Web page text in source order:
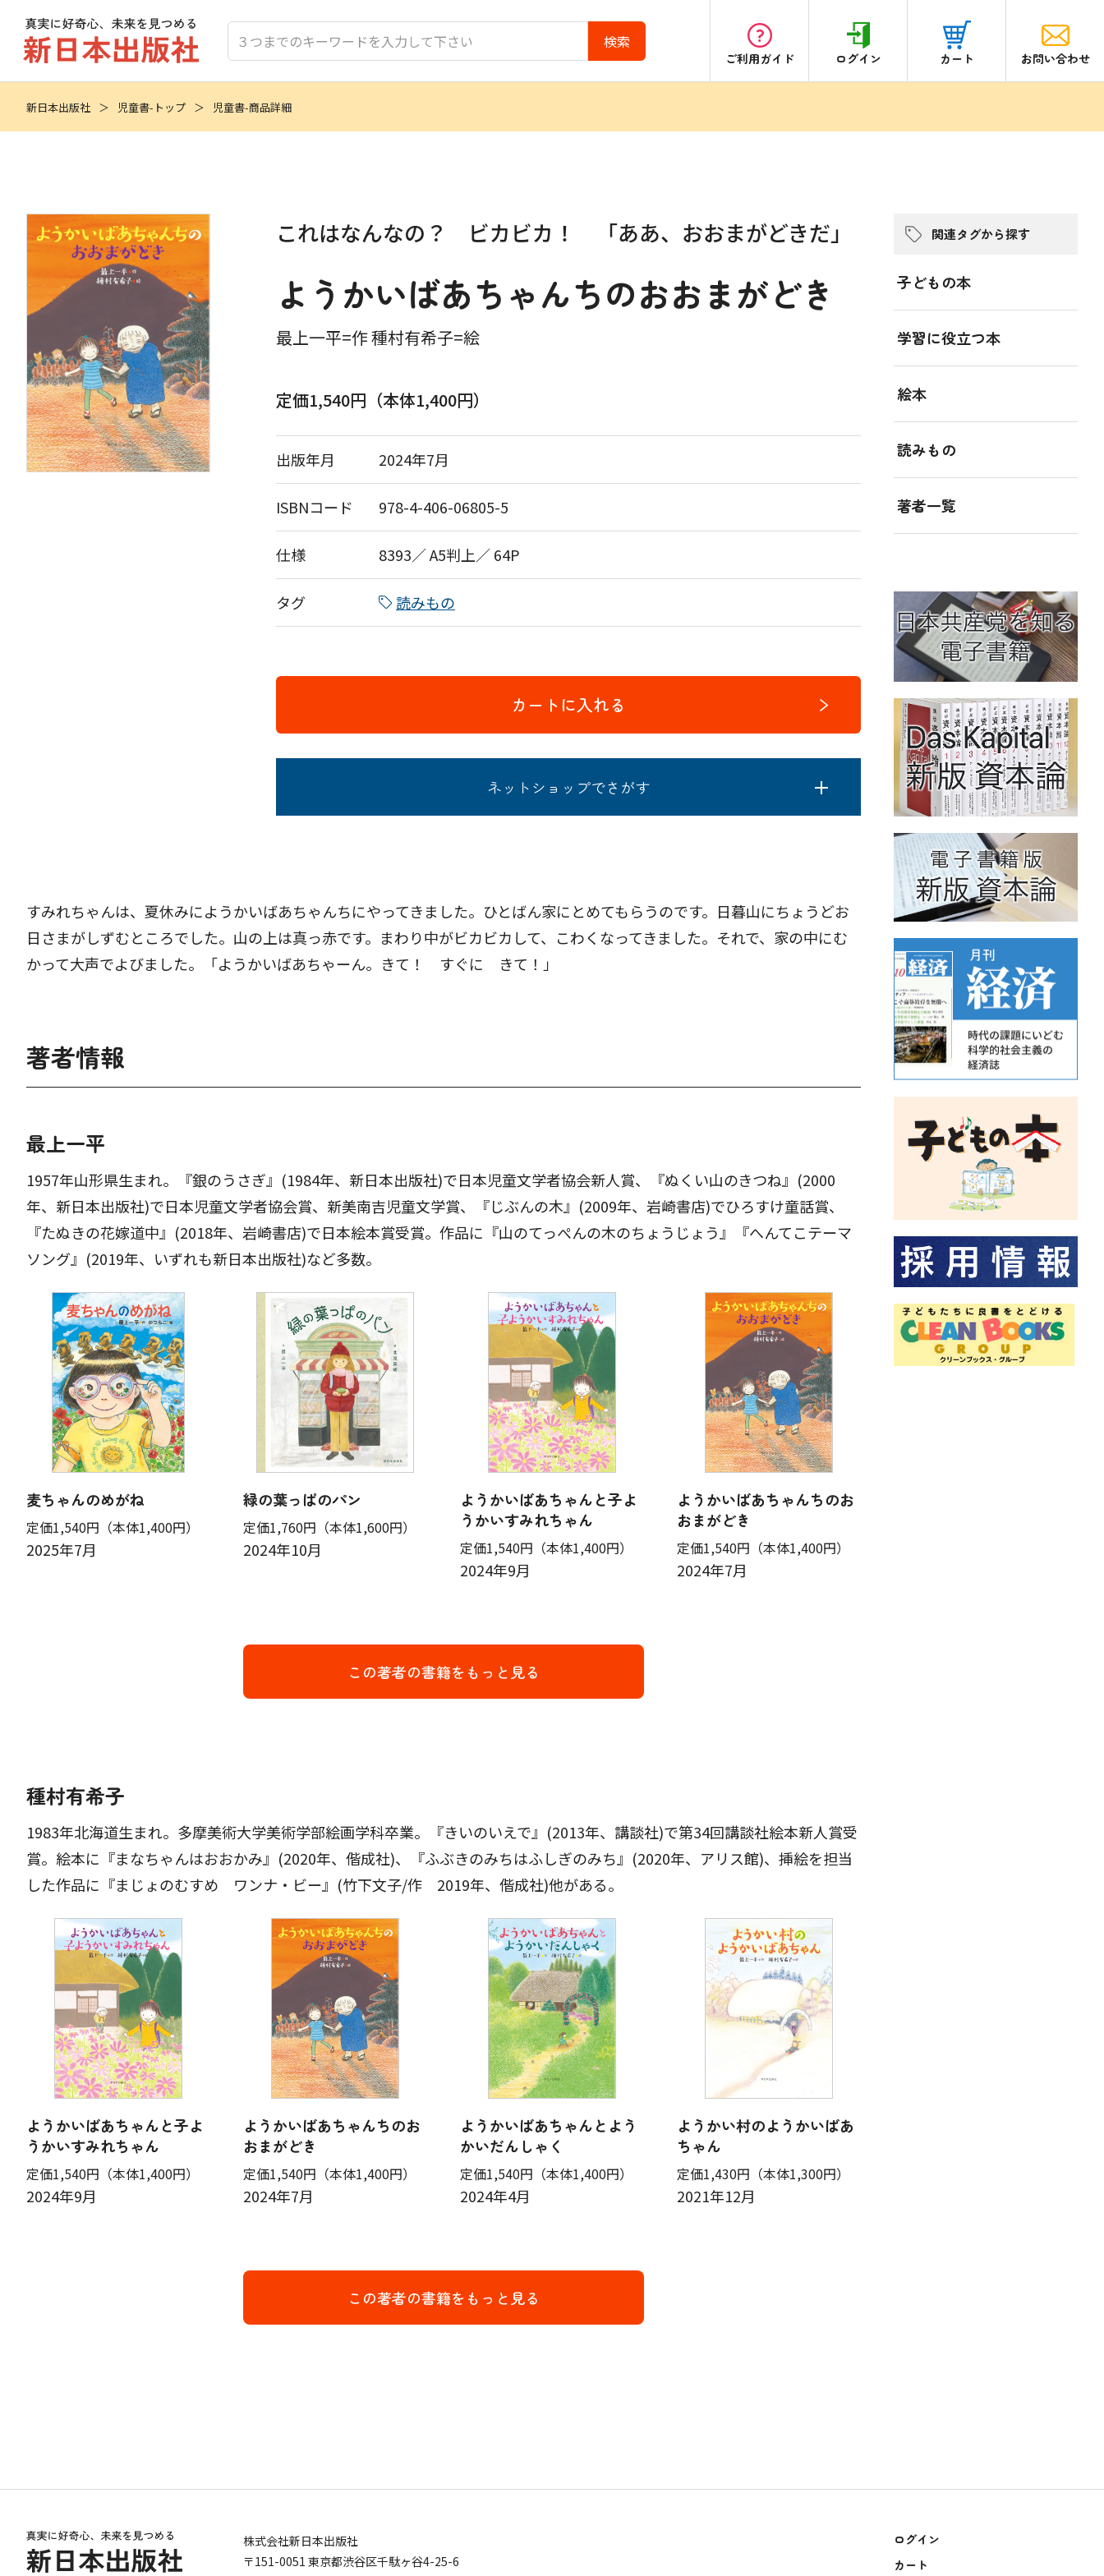
ご利用ガイド ログイン カート お問い合わせ
新日本出版社 児童書-トップ 児童書-商品詳細
これはなんなの？ ビカビカ！ 「ああ、おおまがどきだ」
ようかいばあちゃんちのおおまがどき
最上一平=作 種村有希子=絵
定価1,540円（本体1,400円）
出版年月 2024年7月
ISBNコード 978-4-406-06805-5
仕様 8393／ A5判上／ 64P
タグ 読みもの
カートに入れる
ネットショップでさがす
すみれちゃんは、夏休みにようかいばあちゃんちにやってきました。ひとばん家にとめてもらうのです。日暮山にちょうどお
日さまがしずむところでした。山の上は真っ赤です。まわり中がビカビカして、こわくなってきました。それで、家の中にむ
かって大声でよびました。「ようかいばあちゃーん。きて！ すぐに きて！」
著者情報
最上一平
1957年山形県生まれ。『銀のうさぎ』(1984年、新日本出版社)で日本児童文学者協会新人賞、『ぬくい山のきつね』(2000
年、新日本出版社)で日本児童文学者協会賞、新美南吉児童文学賞、『じぶんの木』(2009年、岩崎書店)でひろすけ童話賞、
『たぬきの花嫁道中』(2018年、岩崎書店)で日本絵本賞受賞。作品に『山のてっぺんの木のちょうじょう』『へんてこテーマ
ソング』(2019年、いずれも新日本出版社)など多数。
麦ちゃんのめがね
定価1,540円 （本体1,400円）
2025年7月
緑の葉っぱのパン
定価1,760円 （本体1,600円）
2024年10月
ようかいばあちゃんと子よ
うかいすみれちゃん
定価1,540円 （本体1,400円）
2024年9月
ようかいばあちゃんちのお
おまがどき
定価1,540円 （本体1,400円）
2024年7月
この著者の書籍をもっと見る
種村有希子
1983年北海道生まれ。多摩美術大学美術学部絵画学科卒業。『きいのいえで』(2013年、講談社)で第34回講談社絵本新人賞受
賞。絵本に『まなちゃんはおおかみ』(2020年、偕成社)、『ふぶきのみちはふしぎのみち』(2020年、アリス館)、挿絵を担当
した作品に『まじょのむすめ ワンナ・ビー』(竹下文子/作 2019年、偕成社)他がある。
ようかいばあちゃんと子よ
うかいすみれちゃん
定価1,540円 （本体1,400円）
2024年9月
ようかいばあちゃんちのお
おまがどき
定価1,540円 （本体1,400円）
2024年7月
ようかいばあちゃんとよう
かいだんしゃく
定価1,540円 （本体1,400円）
2024年4月
ようかい村のようかいばあ
ちゃん
定価1,430円 （本体1,300円）
2021年12月
この著者の書籍をもっと見る
関連タグから探す
子どもの本
学習に役立つ本
絵本
読みもの
著者一覧
株式会社新日本出版社
〒151-0051 東京都渋谷区千駄ヶ谷4-25-6
ログイン
カート